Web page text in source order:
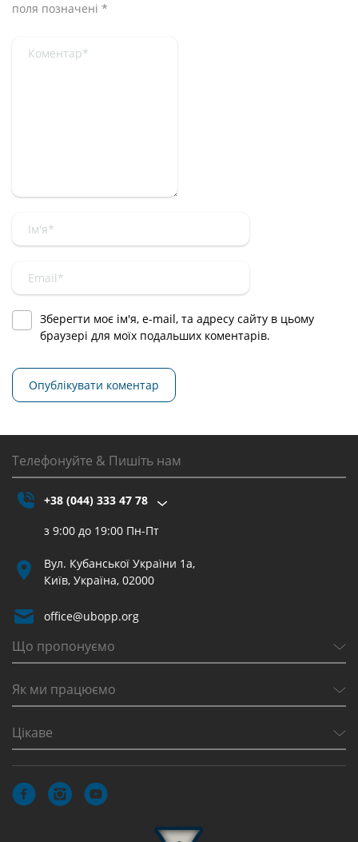
поля позначені *
Зберегти моє ім'я, e-mail, та адресу сайту в цьому
браузері для моїх подальших коментарів.
Телефонуйте & Пишіть нам
+38 (044) 333 47 78
з 9:00 до 19:00 Пн-Пт
Вул. Кубанської України 1а,
Київ, Україна, 02000
office@ubopp.org
Що пропонуємо
Як ми працюємо
Цікаве